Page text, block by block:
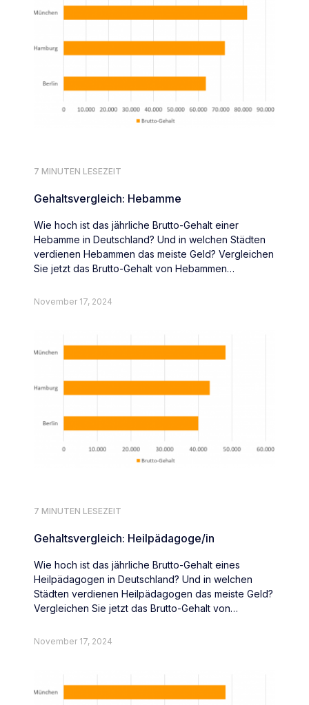
7 MINUTEN LESEZEIT
Gehaltsvergleich: Hebamme
Wie hoch ist das jährliche Brutto-Gehalt einer
Hebamme in Deutschland? Und in welchen Städten
verdienen Hebammen das meiste Geld? Vergleichen
Sie jetzt das Brutto-Gehalt von Hebammen
November 17, 2024
7 MINUTEN LESEZEIT
Gehaltsvergleich: Heilpädagoge/in
Wie hoch ist das jährliche Brutto-Gehalt eines
Heilpädagogen in Deutschland? Und in welchen
Städten verdienen Heilpädagogen das meiste Geld?
Vergleichen Sie jetzt das Brutto-Gehalt von
November 17, 2024